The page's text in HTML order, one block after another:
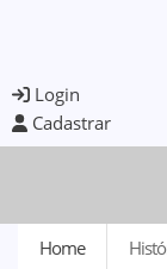
Login
Cadastrar
Home